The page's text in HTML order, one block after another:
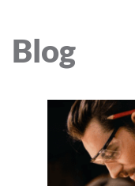
Blog